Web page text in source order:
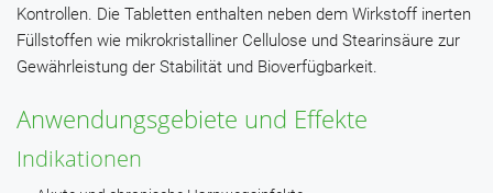
Kontrollen. Die Tabletten enthalten neben dem Wirkstoff inerten
Füllstoffen wie mikrokristalliner Cellulose und Stearinsäure zur
Gewährleistung der Stabilität und Bioverfügbarkeit.
Anwendungsgebiete und Effekte
Indikationen